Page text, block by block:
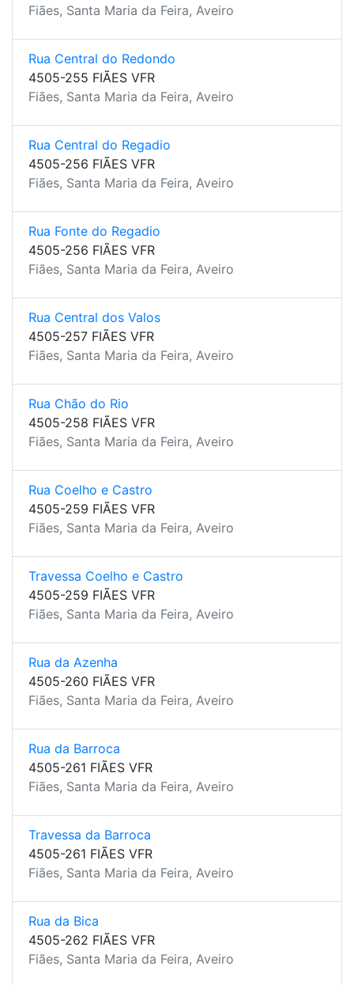
Fiães, Santa Maria da Feira, Aveiro
Rua Central do Redondo
4505-255 FIÃES VFR
Fiães, Santa Maria da Feira, Aveiro
Rua Central do Regadio
4505-256 FIÃES VFR
Fiães, Santa Maria da Feira, Aveiro
Rua Fonte do Regadio
4505-256 FIÃES VFR
Fiães, Santa Maria da Feira, Aveiro
Rua Central dos Valos
4505-257 FIÃES VFR
Fiães, Santa Maria da Feira, Aveiro
Rua Chão do Rio
4505-258 FIÃES VFR
Fiães, Santa Maria da Feira, Aveiro
Rua Coelho e Castro
4505-259 FIÃES VFR
Fiães, Santa Maria da Feira, Aveiro
Travessa Coelho e Castro
4505-259 FIÃES VFR
Fiães, Santa Maria da Feira, Aveiro
Rua da Azenha
4505-260 FIÃES VFR
Fiães, Santa Maria da Feira, Aveiro
Rua da Barroca
4505-261 FIÃES VFR
Fiães, Santa Maria da Feira, Aveiro
Travessa da Barroca
4505-261 FIÃES VFR
Fiães, Santa Maria da Feira, Aveiro
Rua da Bica
4505-262 FIÃES VFR
Fiães, Santa Maria da Feira, Aveiro